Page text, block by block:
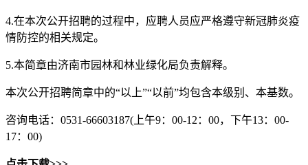
4.在本次公开招聘的过程中，应聘人员应严格遵守新冠肺炎疫
情防控的相关规定。
5.本简章由济南市园林和林业绿化局负责解释。
本次公开招聘简章中的“以上”“以前”均包含本级别、本基数。
咨询电话：0531-66603187(上午9：00-12：00，下午13：00-
17：00)